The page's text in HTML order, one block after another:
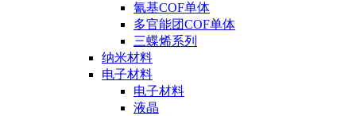
氰基COF单体
多官能团COF单体
三蝶烯系列
纳米材料
电子材料
电子材料
液晶